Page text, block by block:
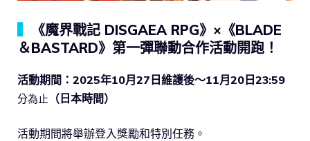
《魔界戰記 DISGAEA RPG》×《BLADE
＆BASTARD》第一彈聯動合作活動開跑！
活動期間：2025年10月27日維護後～11月20日23:59
分為止 （日本時間）
活動期間將舉辦登入獎勵和特別任務。